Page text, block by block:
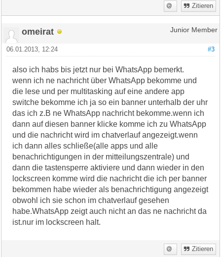
Zitieren
omeirat Junior Member
#3
06.01.2013, 12:24
also ich habs bis jetzt nur bei WhatsApp bemerkt.
wenn ich ne nachricht über WhatsApp bekomme und
die lese und per multitasking auf eine andere app
switche bekomme ich ja so ein banner unterhalb der uhr
das ich z.B ne WhatsApp nachricht bekomme.wenn ich
dann auf diesen banner klicke komme ich zu WhatsApp
und die nachricht wird im chatverlauf angezeigt.wenn
ich dann alles schließe(alle apps und alle
benachrichtigungen in der mitteilungszentrale) und
dann die tastensperre aktiviere und dann wieder in den
lockscreen komme wird die nachricht die ich per banner
bekommen habe wieder als benachrichtigung angezeigt
obwohl ich sie schon im chatverlauf gesehen
habe.WhatsApp zeigt auch nicht an das ne nachricht da
ist.nur im lockscreen halt.
Zitieren